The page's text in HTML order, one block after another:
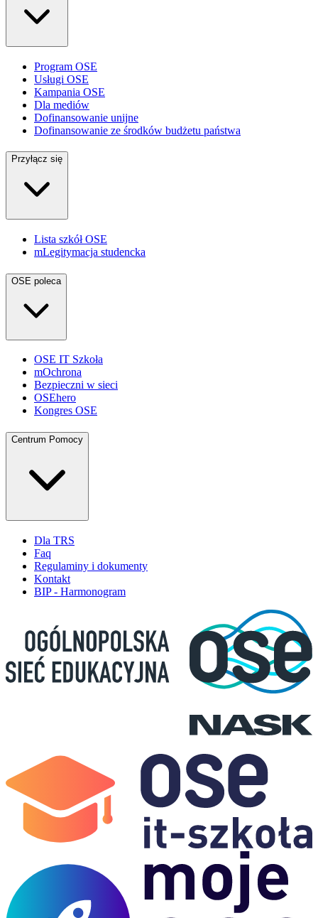
Program OSE
Usługi OSE
Kampania OSE
Dla mediów
Dofinansowanie unijne
Dofinansowanie ze środków budżetu państwa
Przyłącz się
Lista szkół OSE
mLegitymacja studencka
OSE poleca
OSE IT Szkoła
mOchrona
Bezpieczni w sieci
OSEhero
Kongres OSE
Centrum Pomocy
Dla TRS
Faq
Regulaminy i dokumenty
Kontakt
BIP - Harmonogram